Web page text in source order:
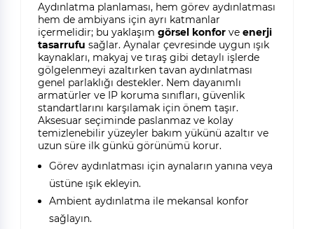
Aydınlatma planlaması, hem görev aydınlatması
hem de ambiyans için ayrı katmanlar
içermelidir; bu yaklaşım görsel konforve enerji
tasarrufu sağlar. Aynalar çevresinde uygun ışık
kaynakları, makyaj ve tıraş gibi detaylı işlerde
gölgelenmeyi azaltırken tavan aydınlatması
genel parlaklığı destekler. Nem dayanımlı
armatürler ve IP koruma sınıfları, güvenlik
standartlarını karşılamak için önem taşır.
Aksesuar seçiminde paslanmaz ve kolay
temizlenebilir yüzeyler bakım yükünü azaltır ve
uzun süre ilk günkü görünümü korur.
Görev aydınlatması için aynaların yanına veya
üstüne ışık ekleyin.
Ambient aydınlatma ile mekansal konfor
sağlayın.